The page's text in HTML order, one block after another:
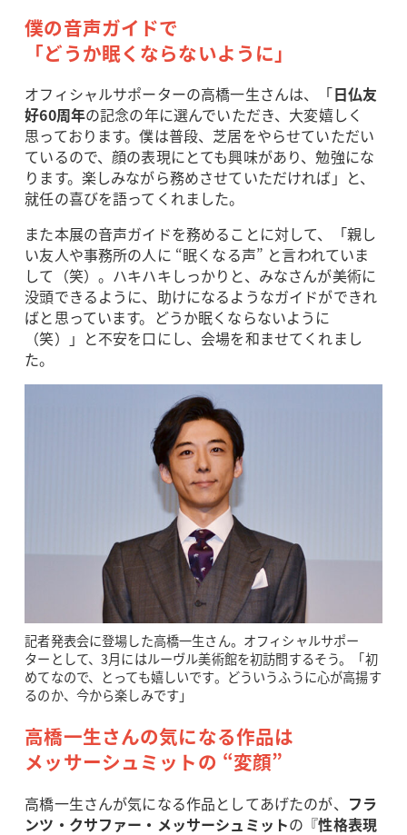
僕の音声ガイドで
「どうか眠くならないように」
オフィシャルサポーターの高橋一生さんは、「日仏友
好60周年の記念の年に選んでいただき、大変嬉しく
思っております。僕は普段、芝居をやらせていただい
ているので、顔の表現にとても興味があり、勉強にな
ります。楽しみながら務めさせていただければ」と、
就任の喜びを語ってくれました。
また本展の音声ガイドを務めることに対して、「親し
い友人や事務所の人に “眠くなる声” と言われていま
して（笑）。ハキハキしっかりと、みなさんが美術に
没頭できるように、助けになるようなガイドができれ
ばと思っています。どうか眠くならないように
（笑）」と不安を口にし、会場を和ませてくれまし
た。
記者発表会に登場した高橋一生さん。オフィシャルサポー
ターとして、3月にはルーヴル美術館を初訪問するそう。「初
めてなので、とっても嬉しいです。どういうふうに心が高揚す
るのか、今から楽しみです」
高橋一生さんの気になる作品は
メッサーシュミットの “変顔”
高橋一生さんが気になる作品としてあげたのが、 フラ
ンツ・クサファー・メッサーシュミットの『性格表現